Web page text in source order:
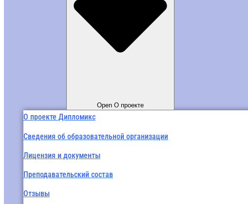
Open О проекте
О проекте Дипломикс
Сведения об образовательной организации
Лицензия и документы
Преподавательский состав
Отзывы